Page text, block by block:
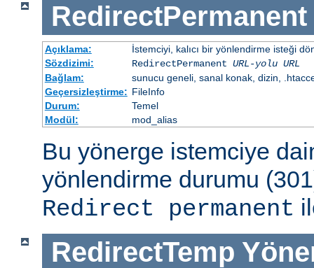
RedirectPermanent
Açıklama:
İstemciyi, kalıcı bir yönlendirme isteği
Sözdizimi:
RedirectPermanent URL-yolu URL
Bağlam:
sunucu geneli, sanal konak, dizin,
Geçersizleştirme: FileInfo
Durum:
Temel
Modül:
mod_alias
Bu yönerge istemciye
yönlendirme durumu
Redirect permanent
RedirectTemp